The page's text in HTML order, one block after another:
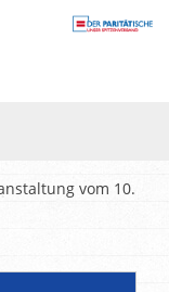
vom 10.